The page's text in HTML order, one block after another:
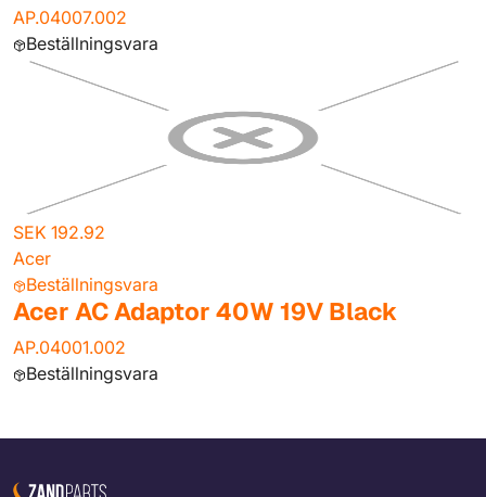
AP.04007.002
Beställningsvara
SEK 192.92
Acer
Beställningsvara
Acer AC Adaptor 40W 19V Black
AP.04001.002
Beställningsvara